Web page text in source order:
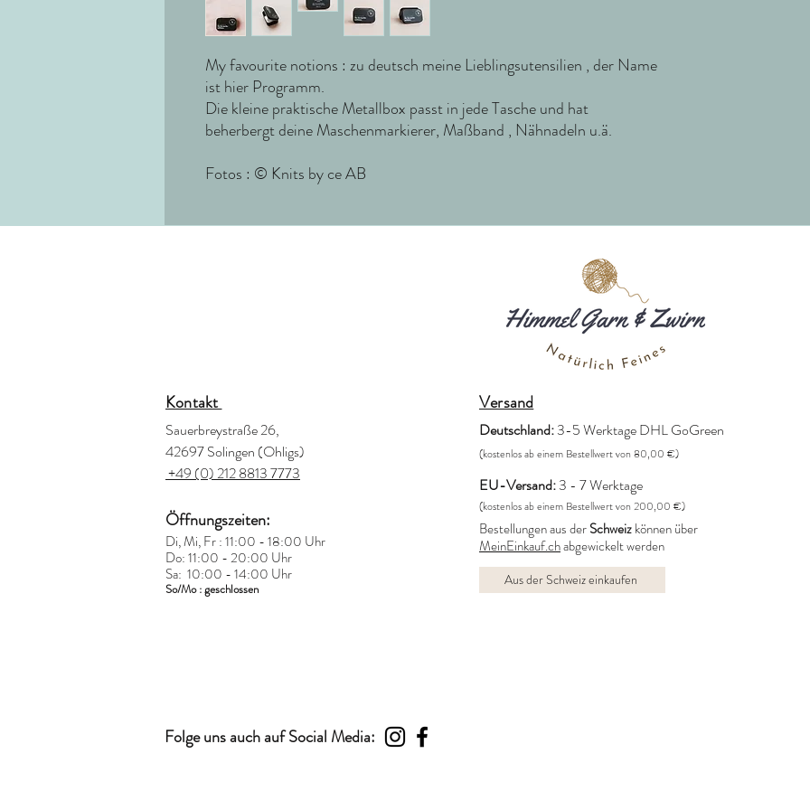
My favourite notions : zu deutsch meine Lieblingsutensilien , der Name
ist hier Programm.
Die kleine praktische Metallbox passt in jede Tasche und hat
beherbergt deine Maschenmarkierer, Maßband , Nähnadeln u.ä.
Fotos : © Knits by ce AB
Kontakt
Sauerbreystraße 26,
42697 Solingen (Ohligs)
+49 (0) 212 8813 7773
Öffnungszeiten:
Di, Mi, Fr : 11:00 - 18:00 Uhr
Do: 11:00 - 20:00 Uhr
Sa: 10:00 - 14:00 Uhr
So/Mo : geschlossen
Folge uns auch auf Social Media:
Versand
Deutschland:3-5 Werktage DHL GoGreen
(kostenlos ab einem Bestellwert von 80,00 €)
EU-Versand:3 - 7 Werktage
(kostenlos ab einem Bestellwert von 200,00 €)
Bestellungen aus derSchweizkönnen über
MeinEinkauf.chabgewickelt werden
Aus der Schweiz einkaufen